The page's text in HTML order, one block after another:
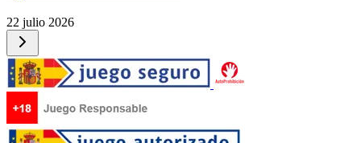
22 julio 2026